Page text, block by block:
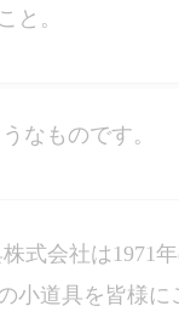
と。
なものです。
式会社は1971
小道具を皆様に